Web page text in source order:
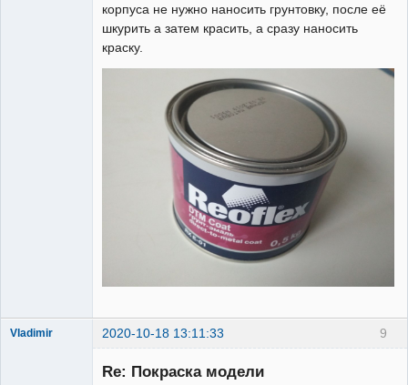
корпуса не нужно наносить грунтовку, после её
шкурить а затем красить, а сразу наносить
краску.
9
Vladimir 2020-10-18 13:11:33
Re: Покраска модели